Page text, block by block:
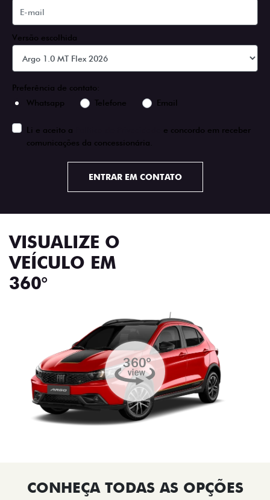
Versão escolhida
Preferência de contato:
Whatsapp
Telefone Email
Li e aceito a
e concordo em receber
comunicações da concessionária.
ENTRAR EM CONTATO
VISUALIZE O
VEÍCULO EM
360°